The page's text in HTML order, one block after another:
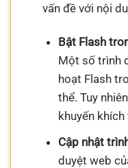
vấn đề với nội
Bật Flash
Một số trình
hoạt Flash
thể. Tuy
khuyến
Cập nhật
duyệt web